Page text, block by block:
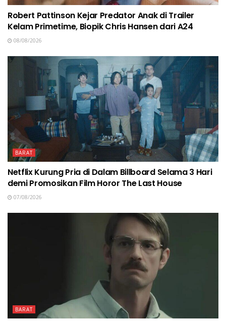
Robert Pattinson Kejar Predator Anak di Trailer
Kelam Primetime, Biopik Chris Hansen dari A24
08/08/2026
BARAT
Netflix Kurung Pria di Dalam Billboard Selama 3 Hari
demi Promosikan Film Horor The Last House
07/08/2026
BARAT